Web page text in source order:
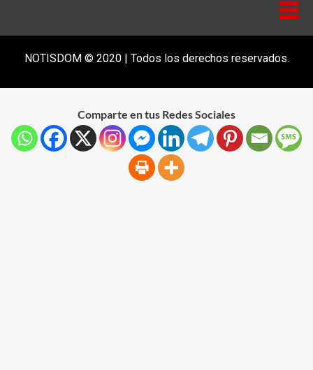
NOTISDOM © 2020 | Todos los derechos reservados.
Comparte en tus Redes Sociales